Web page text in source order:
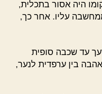
היה אסור בתכלית,
עליו. אחר כך,
עד שכבה סופית
אהבה בין ערפדית לנער,